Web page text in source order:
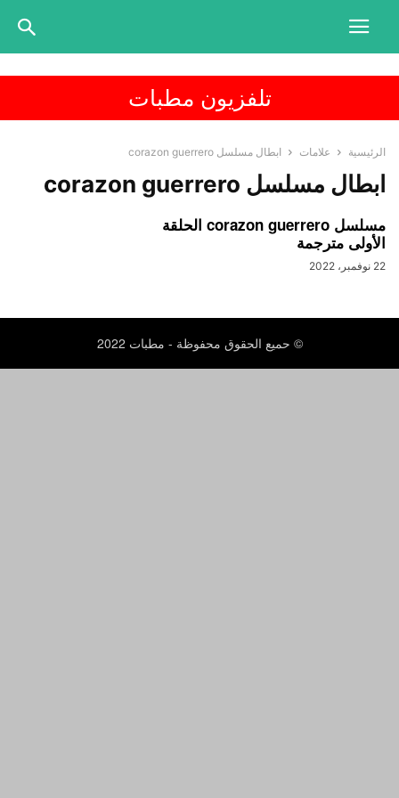
تلفزيون مطبات
الرئيسية علامات ابطال مسلسل corazon guerrero
ابطال مسلسل corazon guerrero
مسلسل corazon guerrero الحلقة
الأولى مترجمة
22 نوفمبر، 2022
© حميع الحقوق محفوظة - مطبات 2022